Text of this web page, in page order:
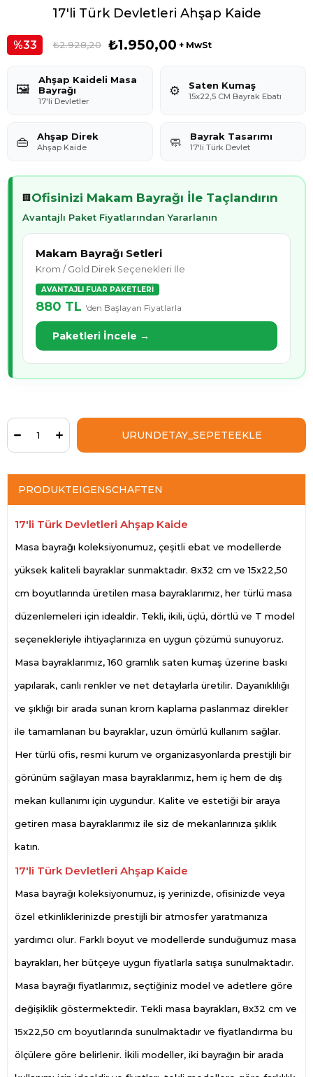
17'li Türk Devletleri Ahşap Kaide
33 ₺2.928,20 ₺1.950,00 + MwSt
🖼️
Ahşap Kaideli Masa
Bayrağı
17'li Devletler
⚙️ Saten Kumaş
15x22,5 CM Bayrak Ebatı
👜 Ahşap Direk
Ahşap Kaide 🧼 Bayrak Tasarımı
17'li Türk Devlet
🏢 Ofisinizi Makam Bayrağı İle Taçlandırın
Avantajlı Paket Fiyatlarından Yararlanın
Makam Bayrağı Setleri
Krom / Gold Direk Seçenekleri İle
AVANTAJLI FUAR PAKETLERİ
880 TL 'den Başlayan Fiyatlarla
Paketleri İncele →
PRODUKTEIGENSCHAFTEN
17'li Türk Devletleri Ahşap Kaide
Masa bayrağı koleksiyonumuz, çeşitli ebat ve modellerde
yüksek kaliteli bayraklar sunmaktadır. 8x32 cm ve 15x22,50
cm boyutlarında üretilen masa bayraklarımız, her türlü masa
düzenlemeleri için idealdir. Tekli, ikili, üçlü, dörtlü ve T model
seçenekleriyle ihtiyaçlarınıza en uygun çözümü sunuyoruz.
Masa bayraklarımız, 160 gramlık saten kumaş üzerine baskı
yapılarak, canlı renkler ve net detaylarla üretilir. Dayanıklılığı
ve şıklığı bir arada sunan krom kaplama paslanmaz direkler
ile tamamlanan bu bayraklar, uzun ömürlü kullanım sağlar.
Her türlü ofis, resmi kurum ve organizasyonlarda prestijli bir
görünüm sağlayan masa bayraklarımız, hem iç hem de dış
mekan kullanımı için uygundur. Kalite ve estetiği bir araya
getiren masa bayraklarımız ile siz de mekanlarınıza şıklık
katın.
17'li Türk Devletleri Ahşap Kaide
Masa bayrağı koleksiyonumuz, iş yerinizde, ofisinizde veya
özel etkinliklerinizde prestijli bir atmosfer yaratmanıza
yardımcı olur. Farklı boyut ve modellerde sunduğumuz masa
bayrakları, her bütçeye uygun fiyatlarla satışa sunulmaktadır.
Masa bayrağı fiyatlarımız, seçtiğiniz model ve adetlere göre
değişiklik göstermektedir. Tekli masa bayrakları, 8x32 cm ve
15x22,50 cm boyutlarında sunulmaktadır ve fiyatlandırma bu
ölçülere göre belirlenir. İkili modeller, iki bayrağın bir arada